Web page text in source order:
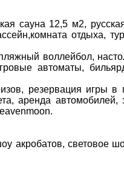
сауна 12,5 м2,
отдыха,
воллейбол,
автоматы,
резервация игры
аренда
акробатов, световое